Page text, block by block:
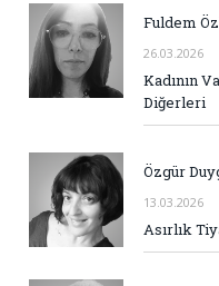
Fuldem
26.03.2026
Kadının
Diğerleri
Özgür
13.03.2026
Asırlık